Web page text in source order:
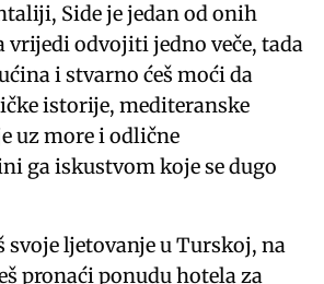
Side je jedan od onih
vrijedi odvojiti jedno veče, tada
i stvarno ćeš moći da
istorije, mediteranske
uz more i odlične
ga iskustvom koje se dugo
svoje ljetovanje u Turskoj, na
pronaći ponudu hotela za